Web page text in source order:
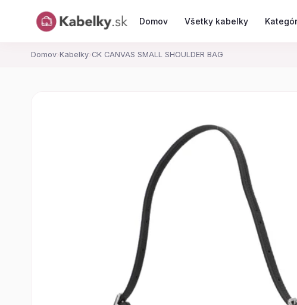
Domov Všetky kabelky
Domov› Kabelky› CK CANVAS SMALL SHOULDER BAG